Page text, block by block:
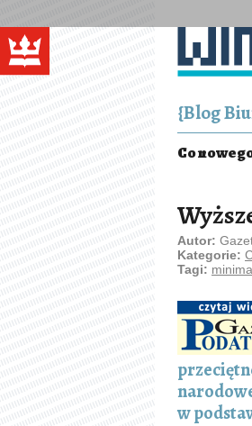
{Blog
Co
Autor:
Kategorie:
Tagi:
w